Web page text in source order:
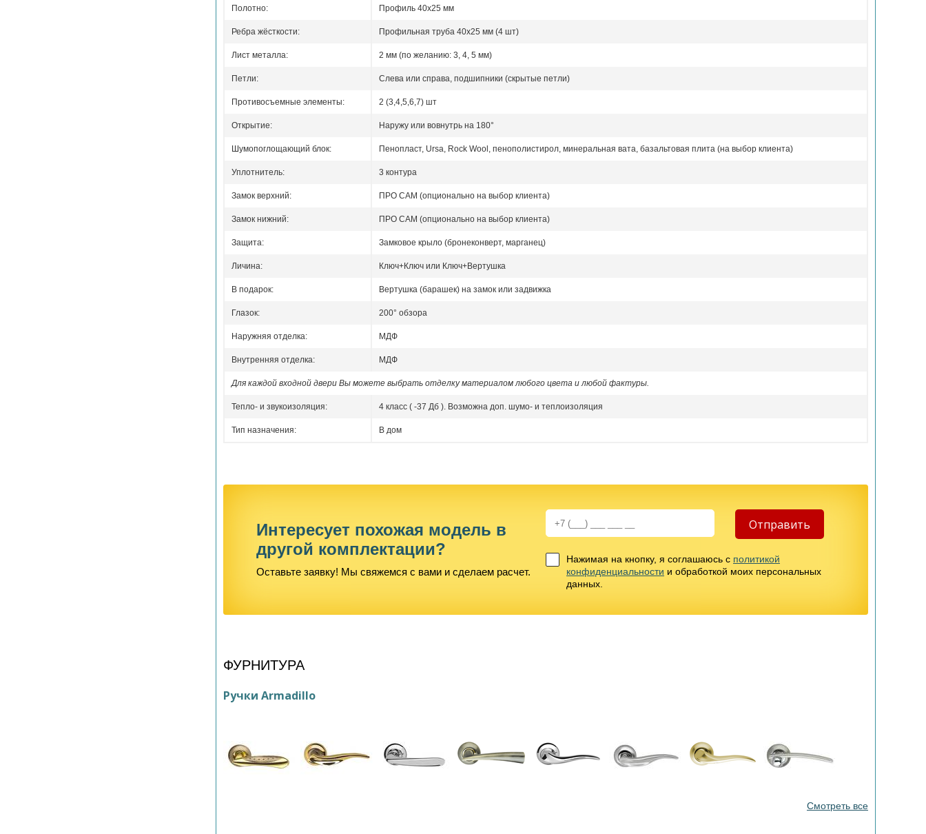
Полотно: Профиль 40x25 мм
Ребра жёсткости: Профильная труба 40х25 мм (4 шт)
Лист металла: 2 мм (по желанию: 3, 4, 5 мм)
Петли: Слева или справа, подшипники (скрытые петли)
Противосъемные элементы: 2 (3,4,5,6,7) шт
Открытие: Наружу или вовнутрь на 180°
Шумопоглощающий блок: Пенопласт, Ursa, Rock Wool, пенополистирол, минеральная вата, базальтовая плита (на выбор клиента)
Уплотнитель: 3 контура
Замок верхний: ПРО САМ (опционально на выбор клиента)
Замок нижний: ПРО САМ (опционально на выбор клиента)
Защита: Замковое крыло (бронеконверт, марганец)
Личина: Ключ+Ключ или Ключ+Вертушка
В подарок: Вертушка (барашек) на замок или задвижка
Глазок: 200° обзора
Наружняя отделка: МДФ
Внутренняя отделка: МДФ
Для каждой входной двери Вы можете выбрать отделку материалом любого цвета и любой фактуры.
Тепло- и звукоизоляция: 4 класс ( -37 Дб ). Возможна доп. шумо- и теплоизоляция
Тип назначения: В дом
Интересует похожая модель в
другой комплектации?
Оставьте заявку! Мы свяжемся с вами и сделаем расчет.
Нажимая на кнопку, я соглашаюсь с политикой
конфиденциальности и обработкой моих персональных
данных.
ФУРНИТУРА
Ручки Armadillo
Смотреть все